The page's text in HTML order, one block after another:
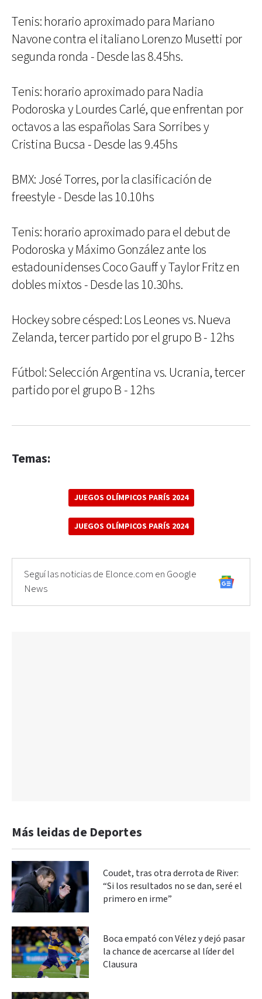
Tenis: horario aproximado para Mariano
Navone contra el italiano Lorenzo Musetti por
segunda ronda - Desde las 8.45hs.
Tenis: horario aproximado para Nadia
Podoroska y Lourdes Carlé, que enfrentan por
octavos a las españolas Sara Sorribes y
Cristina Bucsa - Desde las 9.45hs
BMX: José Torres, por la clasificación de
freestyle - Desde las 10.10hs
Tenis: horario aproximado para el debut de
Podoroska y Máximo González ante los
estadounidenses Coco Gauff y Taylor Fritz en
dobles mixtos - Desde las 10.30hs.
Hockey sobre césped: Los Leones vs. Nueva
Zelanda, tercer partido por el grupo B - 12hs
Fútbol: Selección Argentina vs. Ucrania, tercer
partido por el grupo B - 12hs
Temas:
JUEGOS OLÍMPICOS PARÍS 2024
JUEGOS OLÍMPICOS PARÍS 2024
Seguí las noticias de Elonce.com en Google
News
Más leidas de Deportes
Coudet, tras otra derrota de River:
“Si los resultados no se dan, seré el
primero en irme”
Boca empató con Vélez y dejó pasar
la chance de acercarse al líder del
Clausura